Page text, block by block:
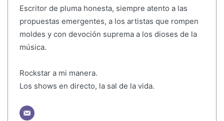
Escritor de pluma honesta, siempre atento a las
propuestas emergentes, a los artistas que rompen
moldes y con devoción suprema a los dioses de la
música.
Rockstar a mi manera.
Los shows en directo, la sal de la vida.